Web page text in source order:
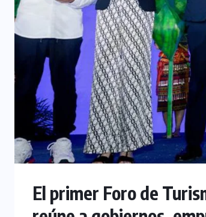
El primer Foro de